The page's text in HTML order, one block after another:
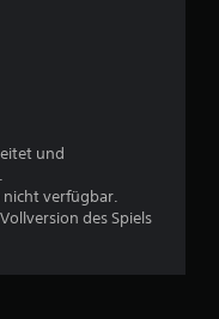
g
und
nicht verfügbar.
des Spiels